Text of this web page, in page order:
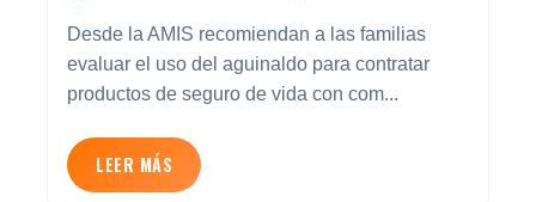
Desde la AMIS recomiendan a las familias
evaluar el uso del aguinaldo para contratar
productos de seguro de vida con com...
LEER MÁS